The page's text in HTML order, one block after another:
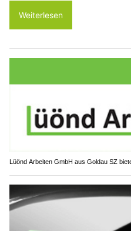
Weiterlesen
Lüönd Arbeiten GmbH aus Goldau SZ